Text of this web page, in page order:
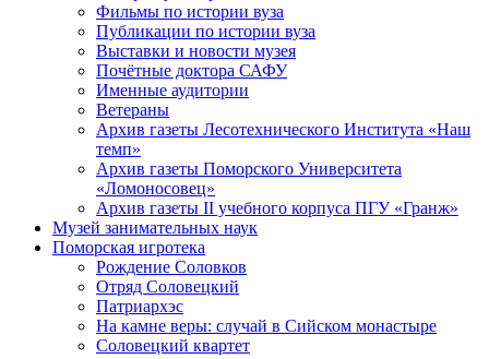
Фильмы по истории вуза
Публикации по истории вуза
Выставки и новости музея
Почётные доктора САФУ
Именные аудитории
Ветераны
Архив газеты Лесотехнического Института «Наш
темп»
Архив газеты Поморского Университета
«Ломоносовец»
Архив газеты II учебного корпуса ПГУ «Гранж»
Музей занимательных наук
Поморская игротека
Рождение Соловков
Отряд Соловецкий
Патриархэс
На камне веры: случай в Сийском монастыре
Соловецкий квартет